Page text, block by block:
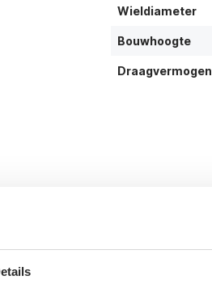
Wieldiameter
Bouwhoogte
Draagvermogen
design